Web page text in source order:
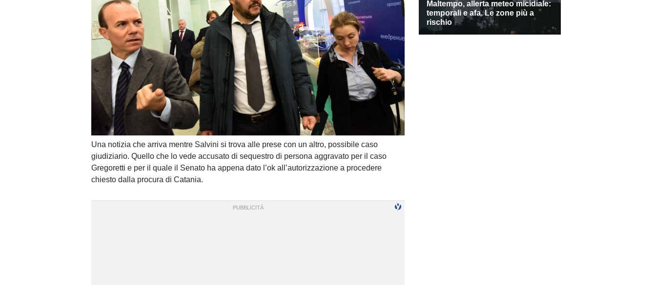
Una notizia che arriva mentre Salvini si trova alle prese con un altro, possibile caso
giudiziario. Quello che lo vede accusato di sequestro di persona aggravato per il caso
Gregoretti e per il quale il Senato ha appena dato l’ok all’autorizzazione a procedere
chiesto dalla procura di Catania.